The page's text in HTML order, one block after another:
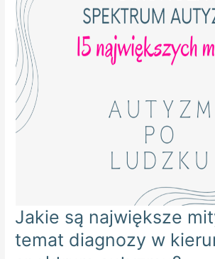
Jakie są największe
temat diagnozy w